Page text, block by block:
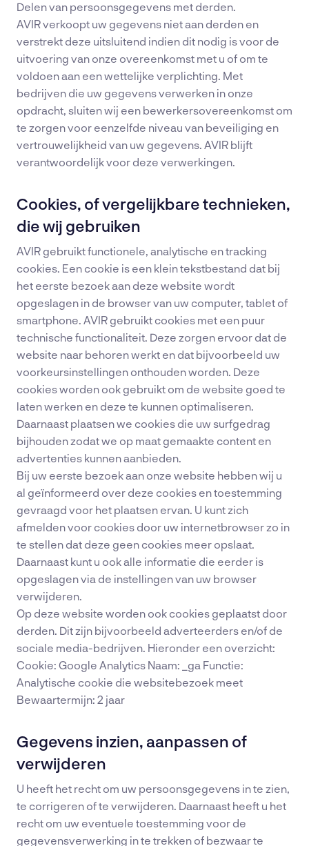
Delen van persoonsgegevens met derden.
AVIR verkoopt uw gegevens niet aan derden en
verstrekt deze uitsluitend indien dit nodig is voor de
uitvoering van onze overeenkomst met u of om te
voldoen aan een wettelijke verplichting. Met
bedrijven die uw gegevens verwerken in onze
opdracht, sluiten wij een bewerkersovereenkomst om
te zorgen voor eenzelfde niveau van beveiliging en
vertrouwelijkheid van uw gegevens. AVIR blijft
verantwoordelijk voor deze verwerkingen.
Cookies, of vergelijkbare technieken,
die wij gebruiken
AVIR gebruikt functionele, analytische en tracking
cookies. Een cookie is een klein tekstbestand dat bij
het eerste bezoek aan deze website wordt
opgeslagen in de browser van uw computer, tablet of
smartphone. AVIR gebruikt cookies met een puur
technische functionaliteit. Deze zorgen ervoor dat de
website naar behoren werkt en dat bijvoorbeeld uw
voorkeursinstellingen onthouden worden. Deze
cookies worden ook gebruikt om de website goed te
laten werken en deze te kunnen optimaliseren.
Daarnaast plaatsen we cookies die uw surfgedrag
bijhouden zodat we op maat gemaakte content en
advertenties kunnen aanbieden.
Bij uw eerste bezoek aan onze website hebben wij u
al geïnformeerd over deze cookies en toestemming
gevraagd voor het plaatsen ervan. U kunt zich
afmelden voor cookies door uw internetbrowser zo in
te stellen dat deze geen cookies meer opslaat.
Daarnaast kunt u ook alle informatie die eerder is
opgeslagen via de instellingen van uw browser
verwijderen.
Op deze website worden ook cookies geplaatst door
derden. Dit zijn bijvoorbeeld adverteerders en/of de
sociale media-bedrijven. Hieronder een overzicht:
Cookie: Google Analytics Naam: _ga Functie:
Analytische cookie die websitebezoek meet
Bewaartermijn: 2 jaar
Gegevens inzien, aanpassen of
verwijderen
U heeft het recht om uw persoonsgegevens in te zien,
te corrigeren of te verwijderen. Daarnaast heeft u het
recht om uw eventuele toestemming voor de
gegevensverwerking in te trekken of bezwaar te